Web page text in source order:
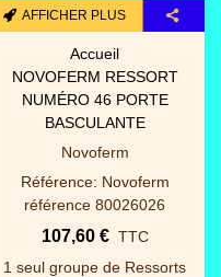
AFFICHER PLUS
Accueil
NOVOFERM SERRURE,
ROULEAU ET PENNE
(AVANT 2015) POUR PORTE
NOVOSIDE
Novoferm
Référence: Novoferm
référence NFF17164
486,00 €
TTC